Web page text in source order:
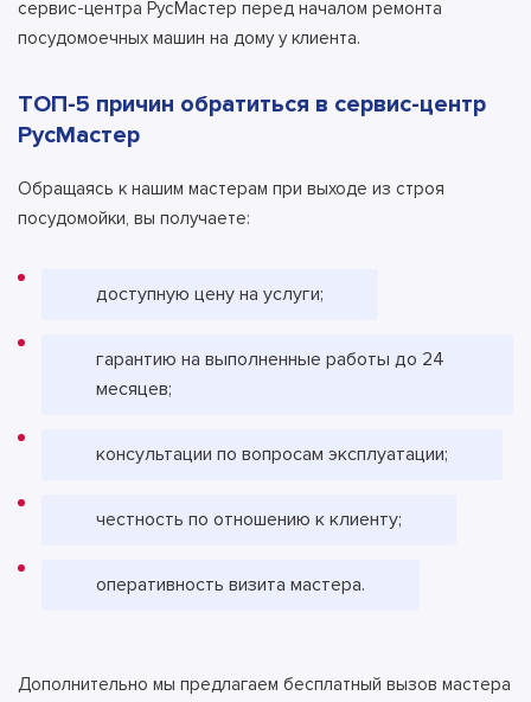
сервис-центра РусМастер перед началом ремонта
посудомоечных машин на дому у клиента.
ТОП-5 причин обратиться в сервис-центр
РусМастер
Обращаясь к нашим мастерам при выходе из строя
посудомойки, вы получаете:
доступную цену на услуги;
гарантию на выполненные работы до 24
месяцев;
консультации по вопросам эксплуатации;
честность по отношению к клиенту;
оперативность визита мастера.
Дополнительно мы предлагаем бесплатный вызов мастера